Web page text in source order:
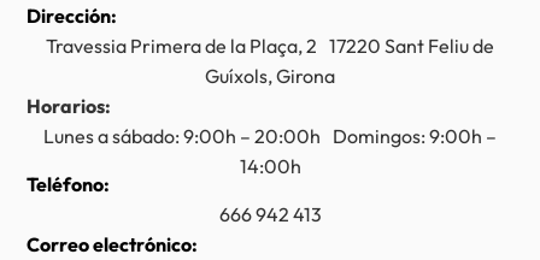
Dirección:
Travessia Primera de la Plaça, 2 17220 Sant Feliu de
Guíxols, Girona
Horarios:
Lunes a sábado: 9:00h – 20:00h Domingos: 9:00h –
14:00h
Teléfono:
666 942 413
Correo electrónico: